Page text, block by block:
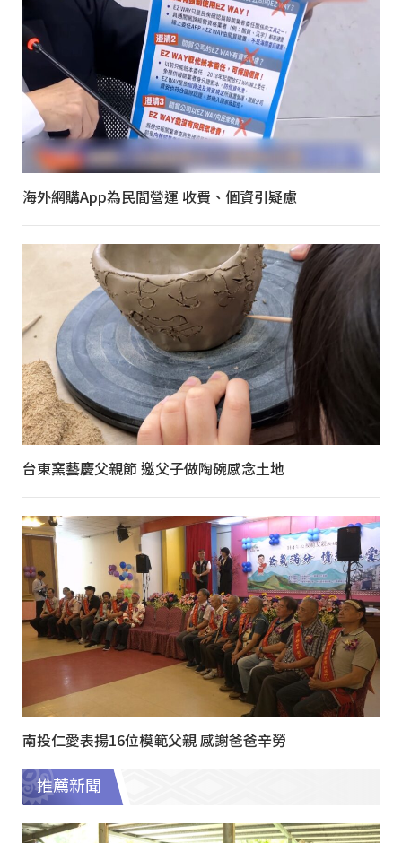
海外網購App為民間營運 收費、個資引疑慮
台東窯藝慶父親節 邀父子做陶碗感念土地
南投仁愛表揚16位模範父親 感謝爸爸辛勞
推薦新聞